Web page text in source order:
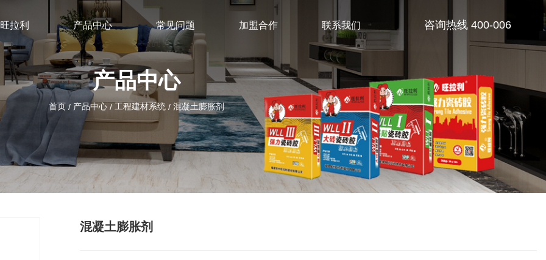
拉利 产品中心 常见问题 加盟合作 联系我们
产品中心
首页 / 产品中心 / 工程建材系统 / 混凝土膨胀剂
混凝土膨胀剂